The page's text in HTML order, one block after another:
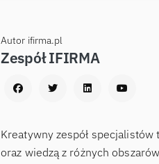
Autor ifirma.pl
Zespół IFIRMA
Kreatywny zespół
oraz wiedzą z różnych